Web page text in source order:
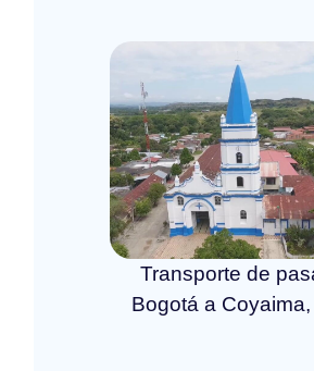
Transporte de
Bogotá a Coyaima,